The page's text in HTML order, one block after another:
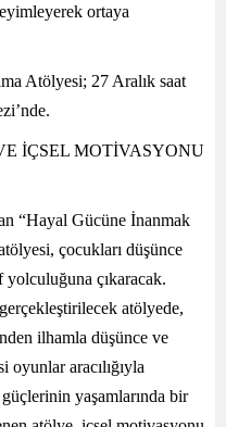
ortaya
Atölyesi; 27 Aralık saat
İÇSEL MOTİVASYONU
“Hayal Gücüne İnanmak
çocukları düşünce
yolculuğuna çıkaracak.
atölyede,
ilhamla düşünce ve
aracılığıyla
yaşamlarında bir